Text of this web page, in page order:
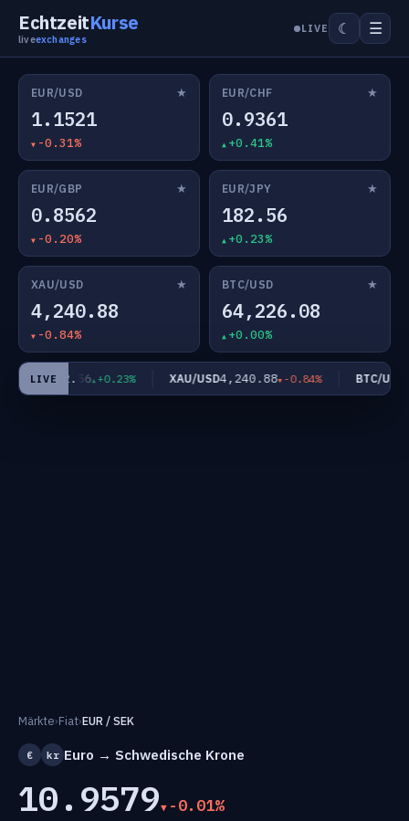
EchtzeitKurse
liveexchanges
LIVE ☾ ☰
EUR/USD ★
1.1521
-0.31%
EUR/CHF ★
0.9361
+0.41%
EUR/GBP ★
0.8562
-0.20%
EUR/JPY ★
182.56
+0.23%
XAU/USD ★
4,240.88
-0.84%
BTC/USD ★
64,226.08
+0.00%
LIVE
JPY182.56 +0.23% XAU/USD4,240.88 -0.84% BTC/USD
Märkte›Fiat›EUR / SEK
€ kr Euro → Schwedische Krone
10.9579 -0.01%